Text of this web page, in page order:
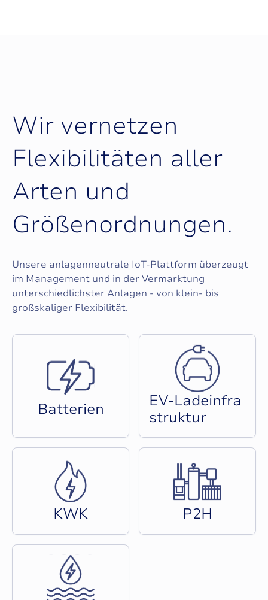
sammelt und überträgt Daten von
Ihren Anlagen an CyberNoc und
ermöglicht dadurch
Echtzeitüberwachung, fortschrittliche
Wir vernetzen
Flexibilitäten aller
Arten und
Größenordnungen.
Unsere anlagenneutrale IoT-Plattform überzeugt
im Management und in der Vermarktung
unterschiedlichster Anlagen - von klein- bis
großskaliger Flexibilität.
Batterien EV-Ladeinfra
struktur
KWK P2H